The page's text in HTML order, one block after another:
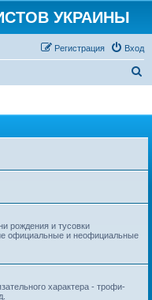
УКРАИНЫ
Вход
Регистрация
рождения и тусовки
официальные и неофициальные
характера - трофи-